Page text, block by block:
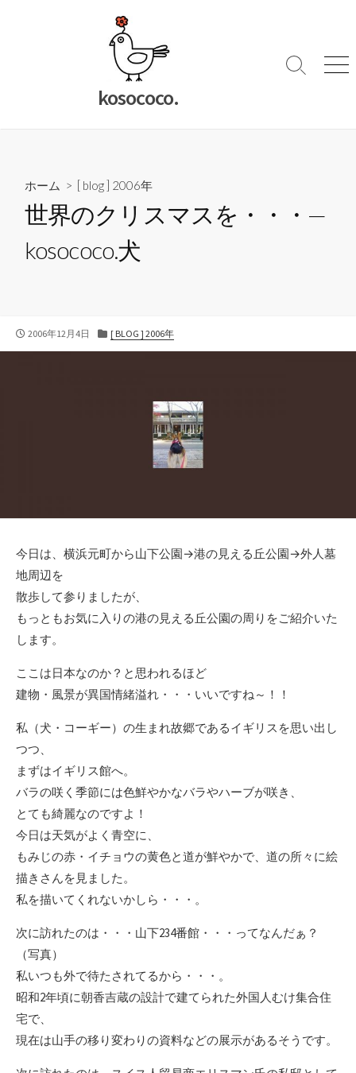
ス
kosococo.
検
メ
ホーム > [ blog ] 2006年
世界のクリスマスを・・・—
kosococo.犬
公
2006年12月4日
カ
[ BLOG ] 2006年
今日は、横浜元町から山下公園→港の見える丘公園→外人墓
地周辺を
散歩して参りましたが、
もっともお気に入りの港の見える丘公園の周りをご紹介いた
します。
ここは日本なのか？と思われるほど
建物・風景が異国情緒溢れ・・・いいですね～！！
私（犬・コーギー）の生まれ故郷であるイギリスを思い出し
つつ、
まずはイギリス館へ。
バラの咲く季節には色鮮やかなバラやハーブが咲き、
とても綺麗なのですよ！
今日は天気がよく青空に、
もみじの赤・イチョウの黄色と道が鮮やかで、道の所々に絵
描きさんを見ました。
私を描いてくれないかしら・・・。
次に訪れたのは・・・山下234番館・・・ってなんだぁ？
（写真）
私いつも外で待たされてるから・・・。
昭和2年頃に朝香吉蔵の設計で建てられた外国人むけ集合住
宅で、
現在は山手の移り変わりの資料などの展示があるそうです。